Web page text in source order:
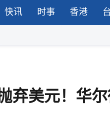
快讯 时事 香港
弃美元！华